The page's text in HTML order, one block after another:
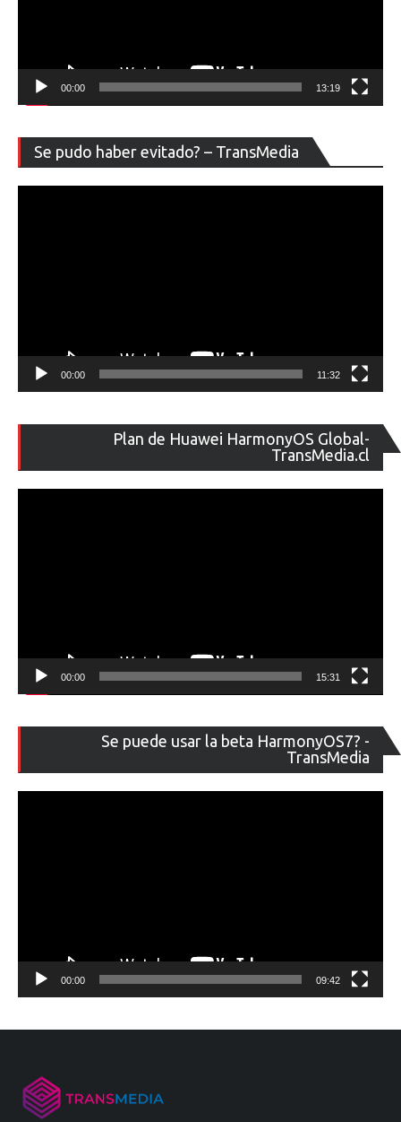
00:00 13:19
Se pudo haber evitado? – TransMedia
de
00:00 11:32
Plan de Huawei HarmonyOS Global-
TransMedia.cl
de
00:00 15:31
Se puede usar la beta HarmonyOS7? -
TransMedia
de
00:00 09:42